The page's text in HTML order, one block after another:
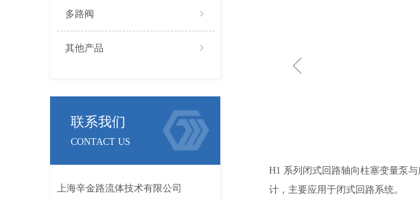
ꁇ
多路阀
ꁇ
其他产品
联系我们
CONTACT US
上海辛金路流体技术有限公司
H1 系列闭式回路轴向柱塞变量泵
计，主要应用于闭式回路系统。
ꁆ